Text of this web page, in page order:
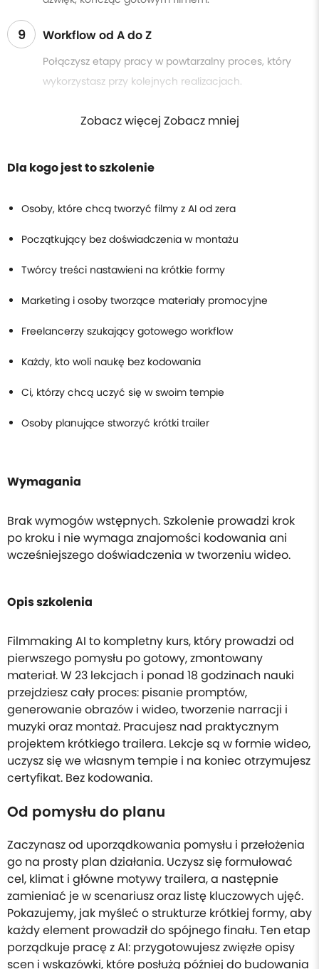
9 Workflow od A do Z
Połączysz etapy pracy w powtarzalny proces, który
wykorzystasz przy kolejnych realizacjach.
Zobacz więcej Zobacz mniej
Dla kogo jest to szkolenie
Osoby, które chcą tworzyć filmy z AI od zera
Początkujący bez doświadczenia w montażu
Twórcy treści nastawieni na krótkie formy
Marketing i osoby tworzące materiały promocyjne
Freelancerzy szukający gotowego workflow
Każdy, kto woli naukę bez kodowania
Ci, którzy chcą uczyć się w swoim tempie
Osoby planujące stworzyć krótki trailer
Wymagania
Brak wymogów wstępnych. Szkolenie prowadzi krok
po kroku i nie wymaga znajomości kodowania ani
wcześniejszego doświadczenia w tworzeniu wideo.
Opis szkolenia
Filmmaking AI to kompletny kurs, który prowadzi od
pierwszego pomysłu po gotowy, zmontowany
materiał. W 23 lekcjach i ponad 18 godzinach nauki
przejdziesz cały proces: pisanie promptów,
generowanie obrazów i wideo, tworzenie narracji i
muzyki oraz montaż. Pracujesz nad praktycznym
projektem krótkiego trailera. Lekcje są w formie wideo,
uczysz się we własnym tempie i na koniec otrzymujesz
certyfikat. Bez kodowania.
Od pomysłu do planu
Zaczynasz od uporządkowania pomysłu i przełożenia
go na prosty plan działania. Uczysz się formułować
cel, klimat i główne motywy trailera, a następnie
zamieniać je w scenariusz oraz listę kluczowych ujęć.
Pokazujemy, jak myśleć o strukturze krótkiej formy, aby
każdy element prowadził do spójnego finału. Ten etap
porządkuje pracę z AI: przygotowujesz zwięzłe opisy
scen i wskazówki, które posłużą później do budowania